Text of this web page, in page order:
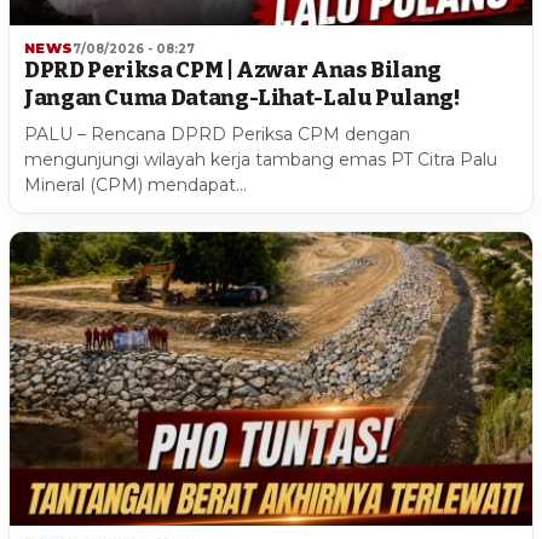
NEWS7/08/2026 - 08:27
DPRD Periksa CPM | Azwar Anas Bilang
Jangan Cuma Datang-Lihat-Lalu Pulang!
PALU – Rencana DPRD Periksa CPM dengan
mengunjungi wilayah kerja tambang emas PT Citra Palu
Mineral (CPM) mendapat…